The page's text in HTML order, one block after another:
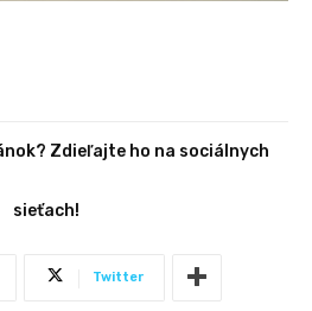
Zdieľajte ho na sociálnych
sieťach!
Twitter